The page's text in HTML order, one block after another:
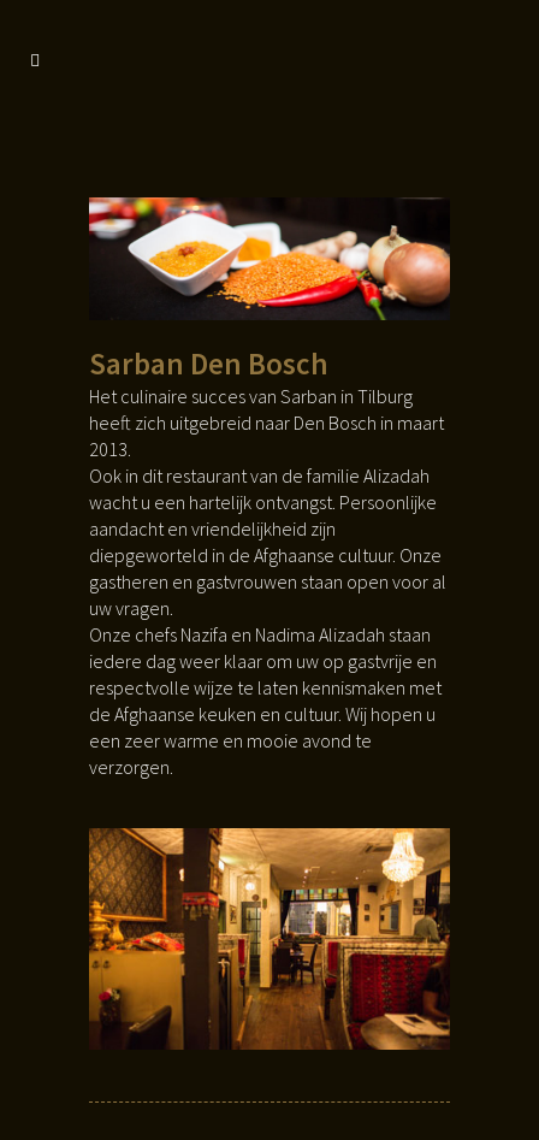
Sarban Den Bosch
Het culinaire succes van Sarban in Tilburg
heeft zich uitgebreid naar Den Bosch in maart
2013.
Ook in dit restaurant van de familie Alizadah
wacht u een hartelijk ontvangst. Persoonlijke
aandacht en vriendelijkheid zijn
diepgeworteld in de Afghaanse cultuur. Onze
gastheren en gastvrouwen staan open voor al
uw vragen.
Onze chefs Nazifa en Nadima Alizadah staan
iedere dag weer klaar om uw op gastvrije en
respectvolle wijze te laten kennismaken met
de Afghaanse keuken en cultuur. Wij hopen u
een zeer warme en mooie avond te
verzorgen.